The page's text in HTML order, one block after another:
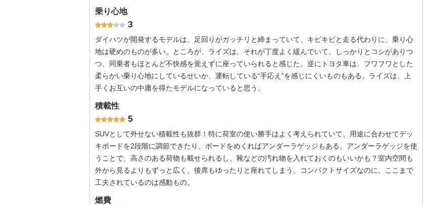
乗り心地
3
ダイハツが開発するモデルは、足回りがガッチリと締まっていて、キビキビと走る代わりに、乗り心
地は硬めのものが多い。ところが、ライズは、それが丁度よく緩んでいて、しっかりとコシがありつ
つ、同乗者もほとんど不快感を覚えずに座っていられると感じた。逆にトヨタ車は、フワフワとした
柔らかい乗り心地にしているせいか、運転している“手応え”を感じにくいものもある。ライズは、上
手くお互いの中庸を得たモデルになっていると思う。
積載性
5
SUVとして外せない積載性も抜群！特に荷室の使い勝手はよく考えられていて、用途に合わせてデッ
キボードを2段階に調節できたり、ボードをめくればアンダーラゲッジもある。アンダーラゲッジを使
うことで、高さのある荷物も載せられるし、靴などの汚れ物を入れておくのもいいかも？室内空間も
外から見るよりもずっと広く、後席もゆったりと座れてしまう。コンパクトサイズなのに、ここまで
工夫されているのは感動もの。
燃費